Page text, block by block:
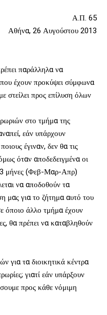
Α.Π. 65
Αθήνα, 26 Αυγούστου 2013
παράλληλα να
έχουν προκύψει σύμφωνα
στείλει προς επίλυση όλων
στο τμήμα της
εάν υπάρχουν
έγιναν, δεν θα τις
όταν αποδεδειγμένα οι
3 μήνες (Φεβ-Μαρ-Απρ)
να αποδοθούν τα
μας για το ζήτημα αυτό του
όποιο άλλο τμήμα έχουν
θα πρέπει να καταβληθούν
για τα διοικητικά κέντρα
γιατί εάν υπάρξουν
προς κάθε νόμιμη